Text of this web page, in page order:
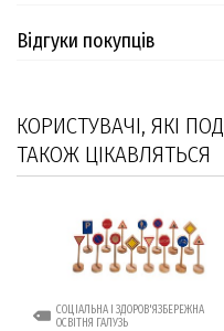
Відгуки покупців
КОРИСТУВАЧІ, ЯКІ
ТАКОЖ ЦІКАВЛЯТЬСЯ
СОЦІАЛЬНА І ЗДОРОВ'ЯЗБЕРЕЖНА
ОСВІТНЯ ГАЛУЗЬ